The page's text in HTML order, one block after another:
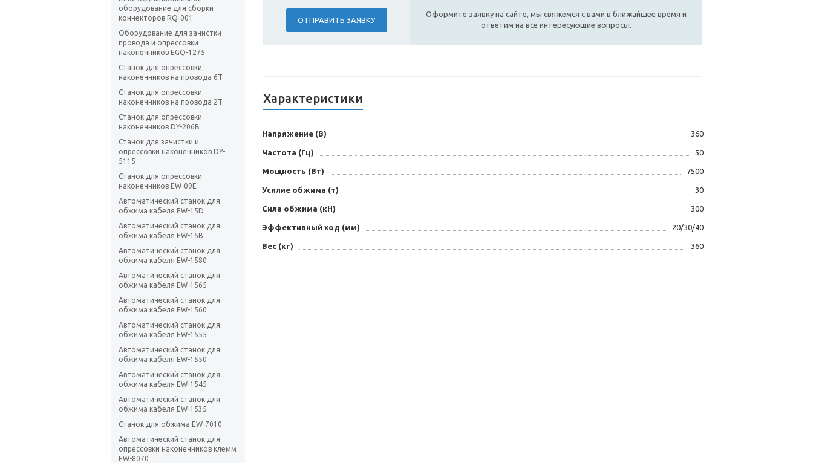
оборудование для сборки
коннекторов RQ-001
Оборудование для зачистки
провода и опрессовки
наконечников EGQ-1275
Станок для опрессовки
наконечников на провода 6T
Станок для опрессовки
наконечников на провода 2T
Станок для опрессовки
наконечников DY-206B
Станок для зачистки и
опрессовки наконечников DY-
5115
Станок для опрессовки
наконечников EW-09E
Автоматический станок для
обжима кабеля EW-15D
Автоматический станок для
обжима кабеля EW-15B
Автоматический станок для
обжима кабеля EW-1580
Автоматический станок для
обжима кабеля EW-1565
Автоматический станок для
обжима кабеля EW-1560
Автоматический станок для
обжима кабеля EW-1555
Автоматический станок для
обжима кабеля EW-1550
Автоматический станок для
обжима кабеля EW-1545
Автоматический станок для
обжима кабеля EW-1535
Станок для обжима EW-7010
Автоматический станок для
опрессовки наконечников клемм
EW-8070
ОТПРАВИТЬ ЗАЯВКУ
Оформите заявку на сайте, мы свяжемся с вами в ближайшее время и
ответим на все интересующие вопросы.
Характеристики
Напряжение (В) 360
Частота (Гц) 50
Мощность (Вт) 7500
Усилие обжима (т) 30
Сила обжима (кН) 300
Эффективный ход (мм) 20/30/40
Вес (кг) 360